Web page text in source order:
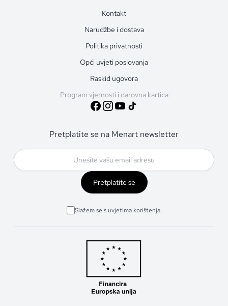
Kontakt
Narudžbe i dostava
Politika privatnosti
Opći uvjeti poslovanja
Raskid ugovora
Program vjernosti i darovna kartica
Pretplatite se na Menart newsletter
Pretplatite se
Slažem se s uvjetima korištenja.